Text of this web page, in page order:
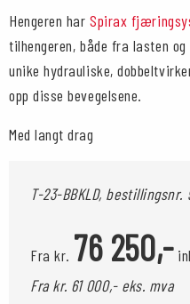
Hengeren harSpirax
tilhengeren, både fra lasten
unike hydrauliske,
opp disse bevegelsene.
Med langt drag
T-23-BBKLD, bestillingsnr.
Fra kr. 76 250,-
Fra kr. 61 000,- eks. mva